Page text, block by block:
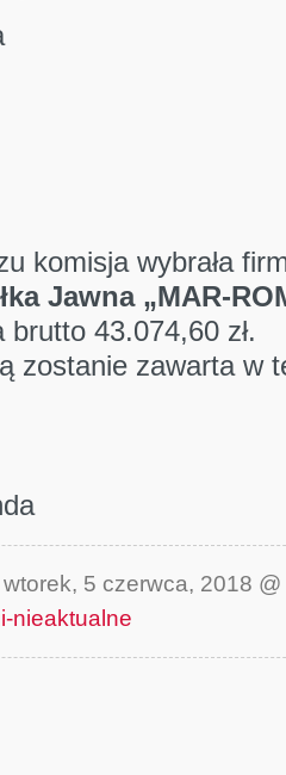
46a
Płock
komisja wybrała
Jawna „MAR-
43.074,60 zł.
zostanie zawarta w
5 czerwca, 2018
nieaktualne